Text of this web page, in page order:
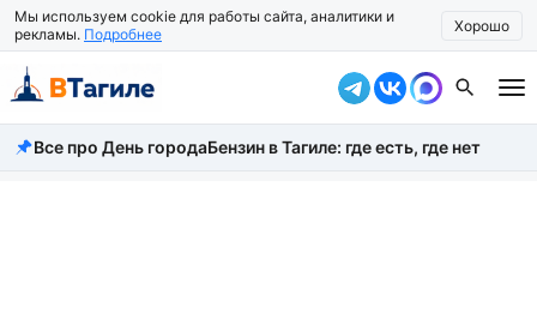
Мы используем cookie для работы сайта, аналитики и
рекламы. Подробнее Хорошо
Все новости
Все про День городаБензин в Тагиле: где есть, где нет